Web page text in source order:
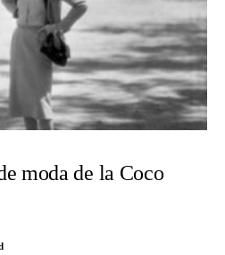
moda de la Coco